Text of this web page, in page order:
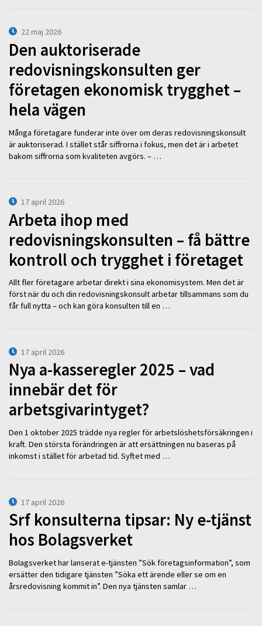
22 maj 2026
Den auktoriserade
redovisningskonsulten ger
företagen ekonomisk trygghet –
hela vägen
Många företagare funderar inte över om deras redovisningskonsult
är auktoriserad. I stället står siffrorna i fokus, men det är i arbetet
bakom siffrorna som kvaliteten avgörs. – …
17 april 2026
Arbeta ihop med
redovisningskonsulten – få bättre
kontroll och trygghet i företaget
Allt fler företagare arbetar direkt i sina ekonomisystem. Men det är
först när du och din redovisningskonsult arbetar tillsammans som du
får full nytta – och kan göra konsulten till en …
17 april 2026
Nya a-kasseregler 2025 – vad
innebär det för
arbetsgivarintyget?
Den 1 oktober 2025 trädde nya regler för arbetslöshetsförsäkringen i
kraft. Den största förändringen är att ersättningen nu baseras på
inkomst i stället för arbetad tid. Syftet med …
17 april 2026
Srf konsulterna tipsar: Ny e-tjänst
hos Bolagsverket
Bolagsverket har lanserat e-tjänsten ”Sök företagsinformation”, som
ersätter den tidigare tjänsten ”Söka ett ärende eller se om en
årsredovisning kommit in”. Den nya tjänsten samlar …